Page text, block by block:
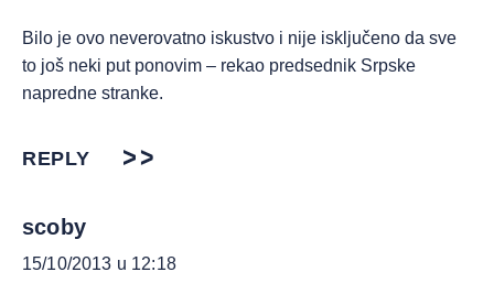
Bilo je ovo neverovatno iskustvo i nije isključeno da sve
to još neki put ponovim – rekao predsednik Srpske
napredne stranke.
REPLY
scoby
15/10/2013 u 12:18